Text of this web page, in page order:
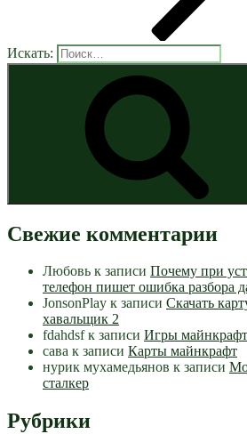
Искать:
Свежие комментарии
Любовь к записи Почему при
телефон пишет ошибка разбора
JonsonPlay к записи Скачать
хавальщик 2
fdahdsfк записи Игры майнкрафт
сава к записи Карты майнкрафт
нурик мухамедьянов к записи
сталкер
Рубрики